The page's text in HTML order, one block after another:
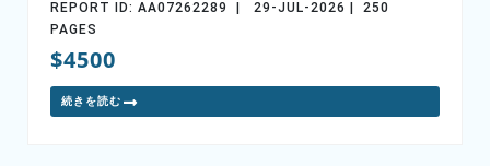
REPORT ID: AA07262289 | 29-JUL-2026 | 250
PAGES
$4500
続きを読む